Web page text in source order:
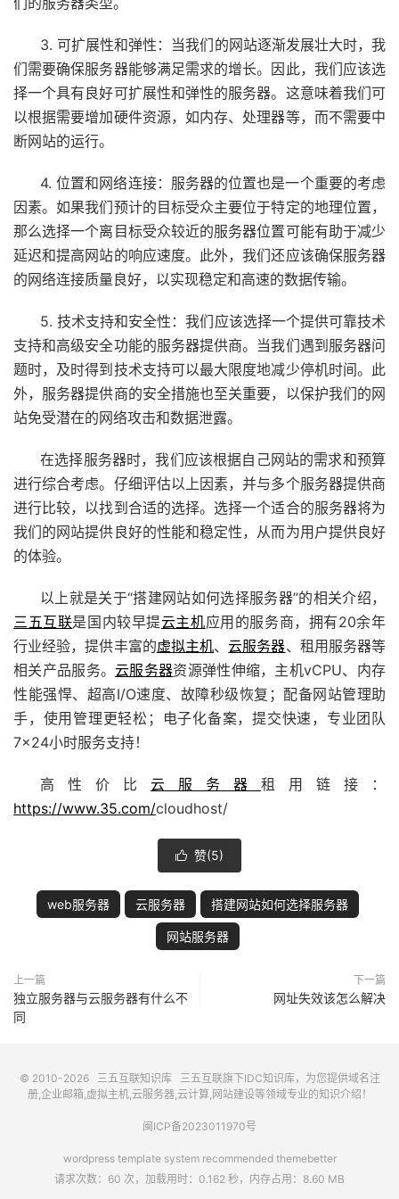
3. 可扩展性和弹性：当我们的网站逐渐发展壮大时，我
们需要确保服务器能够满足需求的增长。因此，我们应该选
择一个具有良好可扩展性和弹性的服务器。这意味着我们可
以根据需要增加硬件资源，如内存、处理器等，而不需要中
断网站的运行。
4. 位置和网络连接：服务器的位置也是一个重要的考虑
因素。如果我们预计的目标受众主要位于特定的地理位置，
那么选择一个离目标受众较近的服务器位置可能有助于减少
延迟和提高网站的响应速度。此外，我们还应该确保服务器
的网络连接质量良好，以实现稳定和高速的数据传输。
5. 技术支持和安全性：我们应该选择一个提供可靠技术
支持和高级安全功能的服务器提供商。当我们遇到服务器问
题时，及时得到技术支持可以最大限度地减少停机时间。此
外，服务器提供商的安全措施也至关重要，以保护我们的网
站免受潜在的网络攻击和数据泄露。
在选择服务器时，我们应该根据自己网站的需求和预算
进行综合考虑。仔细评估以上因素，并与多个服务器提供商
进行比较，以找到合适的选择。选择一个适合的服务器将为
我们的网站提供良好的性能和稳定性，从而为用户提供良好
的体验。
以上就是关于“搭建网站如何选择服务器”的相关介绍，
三五互联是国内较早提云主机应用的服务商，拥有20余年
行业经验，提供丰富的虚拟主机、云服务器、租用服务器等
相关产品服务。云服务器资源弹性伸缩，主机vCPU、内存
性能强悍、超高I/O速度、故障秒级恢复；配备网站管理助
手，使用管理更轻松；电子化备案，提交快速，专业团队
7×24小时服务支持！
高性价比 云服务器 租用 链接：
https://www.35.com/cloudhost/
 赞(5)
web服务器 云服务器 搭建网站如何选择服务器
网站服务器
上一篇
独立服务器与云服务器有什么不
同
下一篇
网址失效该怎么解决
© 2010-2026 三五互联知识库 三五互联旗下IDC知识库，为您提供域名注
册,企业邮箱,虚拟主机,云服务器,云计算,网站建设等领域专业的知识介绍！
闽ICP备2023011970号
wordpress template system recommended themebetter
请求次数：60 次，加载用时：0.162 秒，内存占用：8.60 MB